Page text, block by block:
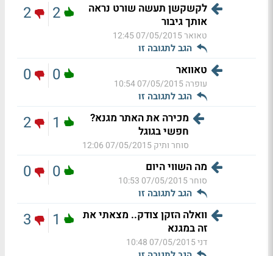
לקשקשן תעשה שורט נראה
אותך גיבור
טאואר07/05/2015 12:45
הגב לתגובה זו
2
2
טאוואר
עופרה07/05/2015 10:54
הגב לתגובה זו
0
0
מכירה את האתר מגנא?
חפשי בגוגל
סוחר ותיק07/05/2015 12:06
1
2
מה השווי היום
סוחר07/05/2015 10:53
הגב לתגובה זו
0
0
וואלה הזקן צודק.. מצאתי את
זה במגנא
דני07/05/2015 10:48
1
3